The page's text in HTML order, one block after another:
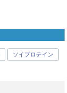
ソイプロテイン